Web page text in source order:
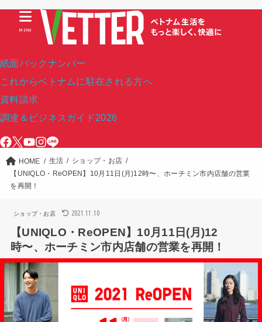
紙面バックナンバー
これからベトナムに駐在される方へ
資料請求
調達＆ビジネスガイド2026
MENU
HOME 生活
ショップ・お店
【UNIQLO・ReOPEN】10月11日(月)12時〜、ホーチミン市内店舗の営業
を再開！
ショップ・お店 2021.11.10
【UNIQLO・ReOPEN】10月11日(月)12
時〜、ホーチミン市内店舗の営業を再開！